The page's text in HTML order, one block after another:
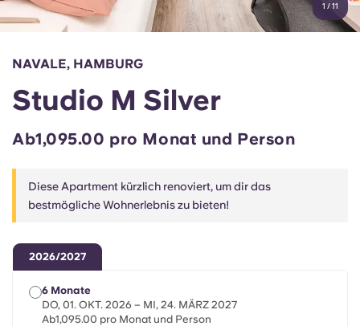
English (GB)
Chinese
Español
Català
Wähle ein Land aus
Jetzt buchen
1 /11
NAVALE, HAMBURG
Studio M Silver
Ab1,095.00 pro Monat und Person
Diese Apartment kürzlich renoviert, um dir das
bestmögliche Wohnerlebnis zu bieten!
2026/2027
6 Monate
DO, 01. OKT. 2026 – MI, 24. MÄRZ 2027
Ab1,095.00 pro Monat und Person